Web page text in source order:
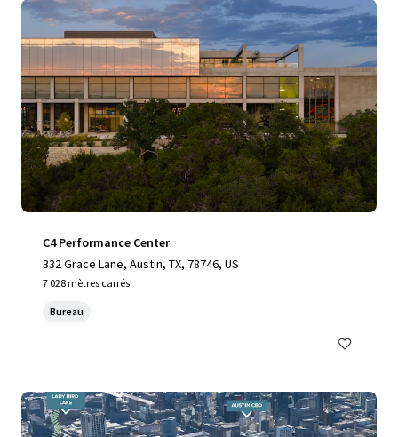
C4 Performance Center
332 Grace Lane, Austin, TX, 78746, US
7 028 mètres carrés
Bureau